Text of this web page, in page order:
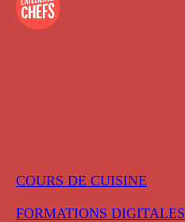
COURS DE CUISINE
FORMATIONS DIGITALES